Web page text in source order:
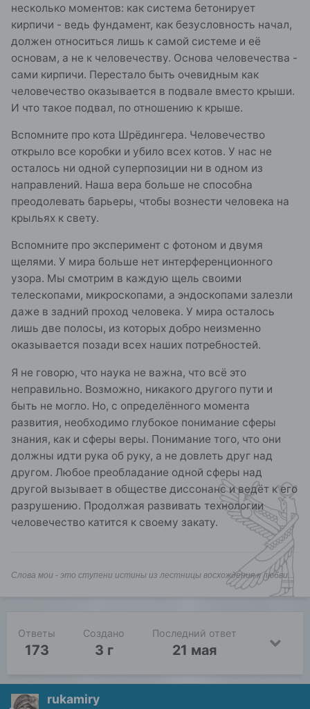
несколько моментов: как система бетонирует
кирпичи - ведь фундамент, как безусловность начал,
должен относиться лишь к самой системе и её
основам, а не к человечеству. Основа человечества -
сами кирпичи. Перестало быть очевидным как
человечество оказывается в подвале вместо крыши.
И что такое подвал, по отношению к крыше.
Вспомните про кота Шрёдингера. Человечество
открыло все коробки и убило всех котов. У нас не
осталось ни одной суперпозиции ни в одном из
направлений. Наша вера больше не способна
преодолевать барьеры, чтобы вознести человека на
крыльях к свету.
Вспомните про эксперимент с фотоном и двумя
щелями. У мира больше нет интерференционного
узора. Мы смотрим в каждую щель своими
телескопами, микроскопами, а эндоскопами залезли
даже в задний проход человека. У мира осталось
лишь две полосы, из которых добро неизменно
оказывается позади всех наших потребностей.
Я не говорю, что наука не важна, что всё это
неправильно. Возможно, никакого другого пути и
быть не могло. Но, с определённого момента
развития, необходимо глубокое понимание сферы
знания, как и сферы веры. Понимание того, что они
должны идти рука об руку, а не довлеть друг над
другом. Любое преобладание одной сферы над
другой вызывает в обществе диссонанс и ведёт к его
разрушению. Продолжая развивать технологии
человечество катится к своему закату.
Слова мои - это ступени истины из лестницы восхождения к любви...
Ответы
173
Создано
3 г
Последний ответ
21 мая
rukamiry